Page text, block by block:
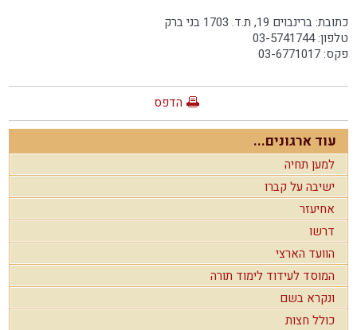
כתובת: ברינבוים 19, ת.ד. 1703 בני ברק
טלפון: 03-5741744
פקס: 03-6771017
הדפס
עוד ארגונים...
למען תחיה
ישיבה על קברו
אחיעזר
דרשו
הוועד הארצי
המוסד לעידוד לימוד תורה
ונקרא בשם
כולל חצות